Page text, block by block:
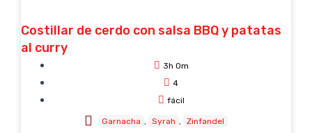
Costillar de cerdo con salsa BBQ y patatas
al curry
3h 0m
4
fácil
Garnacha Syrah
Zinfandel